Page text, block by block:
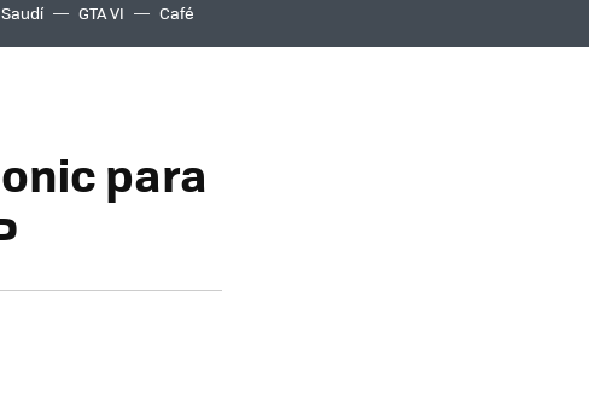
GTA VI Café
para